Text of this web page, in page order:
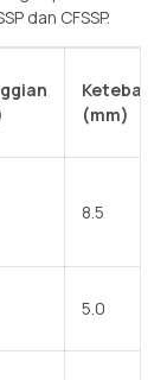
dan CFSSP.
(mm)
8.5
5.0